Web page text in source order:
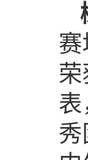
赛
荣
表
秀